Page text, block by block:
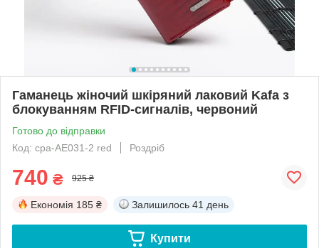
Гаманець жіночий шкіряний лаковий Kafa з
блокуванням RFID-сигналів, червоний
Готово до відправки
Код: cpa-AE031-2 red
Роздріб
740 ₴ 925 ₴
Економія 185 ₴ Залишилось 41 день
Купити